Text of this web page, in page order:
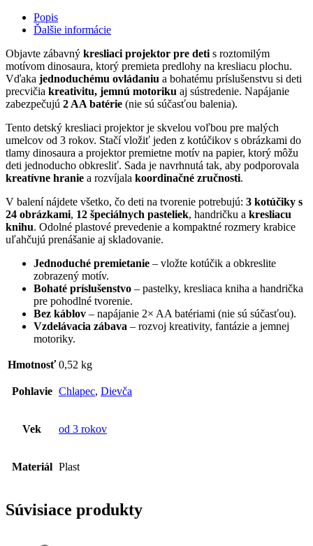
Popis
Ďalšie informácie
Objavte zábavný kresliaci projektor pre detis roztomilým
motívom dinosaura, ktorý premieta predlohy na kresliacu plochu.
Vďaka jednoduchému ovládaniu a bohatému príslušenstvu si deti
precvičia kreativitu, jemnú motoriku aj sústredenie. Napájanie
zabezpečujú 2 AA batérie (nie sú súčasťou balenia).
Tento detský kresliaci projektor je skvelou voľbou pre malých
umelcov od 3 rokov. Stačí vložiť jeden z kotúčikov s obrázkami do
tlamy dinosaura a projektor premietne motív na papier, ktorý môžu
deti jednoducho obkresliť. Sada je navrhnutá tak, aby podporovala
kreatívne hranie a rozvíjala koordinačné zručnosti.
V balení nájdete všetko, čo deti na tvorenie potrebujú: 3 kotúčiky s
24 obrázkami, 12 špeciálnych pasteliek, handričku a kresliacu
knihu. Odolné plastové prevedenie a kompaktné rozmery krabice
uľahčujú prenášanie aj skladovanie.
Jednoduché premietanie – vložte kotúčik a obkreslite
zobrazený motív.
Bohaté príslušenstvo – pastelky, kresliaca kniha a handrička
pre pohodlné tvorenie.
Bez káblov – napájanie 2× AA batériami (nie sú súčasťou).
Vzdelávacia zábava – rozvoj kreativity, fantázie a jemnej
motoriky.
Hmotnosť 0,52 kg
Pohlavie Chlapec, Dievča
Vek od 3 rokov
Materiál Plast
Súvisiace produkty